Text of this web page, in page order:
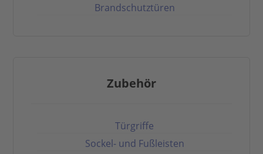
Brandschutztüren
Zubehör
Türgriffe
Sockel- und Fußleisten